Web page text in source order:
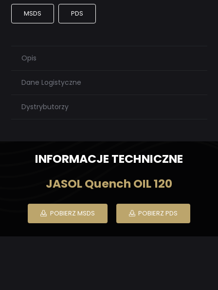
MSDS PDS
Opis
Dane Logistyczne
Dystrybutorzy
INFORMACJE TECHNICZNE
JASOL Quench OIL 120
POBIERZ MSDS POBIERZ PDS